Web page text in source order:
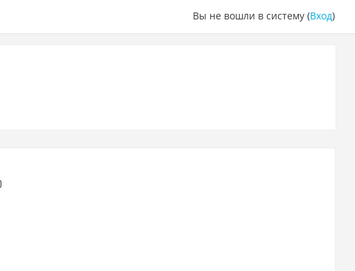
Вы не вошли в систему (Вход)